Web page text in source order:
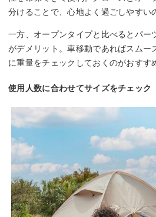
分けることで、心地よく過ごしやすい
一方、オープンタイプと比べるとパー
がデメリット。車移動であればスムー
に重量をチェックしておくのがおすす
使用人数に合わせてサイズをチェック